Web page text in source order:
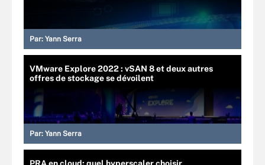
Par: Yann Serra
VMware Explore 2022 : vSAN 8 et deux autres
offres de stockage se dévoilent
Par: Yann Serra
PRA en cloud: quel hyperscaler choisir